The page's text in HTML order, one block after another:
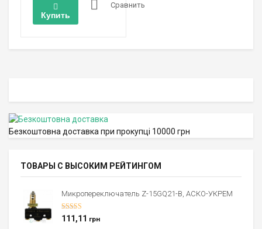
Купить
Сравнить
Безкоштовна доставка при прокупці 10000 грн
ТОВАРЫ С ВЫСОКИМ РЕЙТИНГОМ
Микропереключатель Z-15GQ21-B, АСКО-УКРЕМ
Оценка5.00
из 5
111,11 грн